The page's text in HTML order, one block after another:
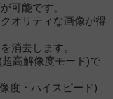
可能です。
オリティな画像が得
消去します。
高解像度モード)で
度・ハイスピード)